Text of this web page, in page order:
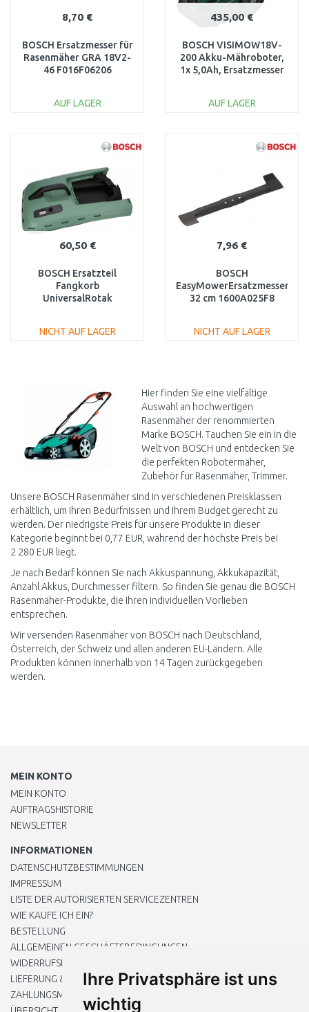
Ihre Privatsphäre ist uns
wichtig
8,70 €
BOSCH Ersatzmesser für
Rasenmäher GRA 18V2-
46 F016F06206
AUF LAGER
435,00 €
BOSCH VISIMOW18V-
200 Akku-Mähroboter,
1x 5,0Ah, Ersatzmesser
AUF LAGER
60,50 €
BOSCH Ersatzteil
Fangkorb
UniversalRotak
NICHT AUF LAGER
7,96 €
BOSCH
EasyMowerErsatzmesser
32 cm 1600A025F8
NICHT AUF LAGER
Vergleichen
Hier finden Sie eine vielfältige
Auswahl an hochwertigen
Rasenmäher der renommierten
Marke BOSCH. Tauchen Sie ein in die
Welt von BOSCH und entdecken Sie
die perfekten Robotermäher,
Zubehör für Rasenmäher, Trimmer.
Unsere BOSCH Rasenmäher sind in verschiedenen Preisklassen
erhältlich, um Ihren Bedürfnissen und Ihrem Budget gerecht zu
werden. Der niedrigste Preis für unsere Produkte in dieser
Kategorie beginnt bei 0,77 EUR, während der höchste Preis bei
2 280 EUR liegt.
Je nach Bedarf können Sie nach Akkuspannung, Akkukapazität,
Anzahl Akkus, Durchmesser filtern. So finden Sie genau die BOSCH
Rasenmäher-Produkte, die Ihren individuellen Vorlieben
entsprechen.
Wir versenden Rasenmäher von BOSCH nach Deutschland,
Österreich, der Schweiz und allen anderen EU-Ländern. Alle
Produkten können innerhalb von 14 Tagen zurückgegeben
werden.
MEIN KONTO
MEIN KONTO
AUFTRAGSHISTORIE
NEWSLETTER
INFORMATIONEN
DATENSCHUTZBESTIMMUNGEN
IMPRESSUM
LISTE DER AUTORISIERTEN SERVICEZENTREN
WIE KAUFE ICH EIN?
BESTELLUNG
ALLGEMEINEN GESCHÄFTSBEDINGUNGEN
WIDERRUFSRECHT
LIEFERUNG & ZAHLUNG
ZAHLUNGSMETHODEN